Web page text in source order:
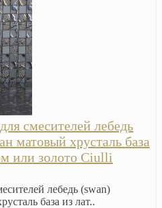
смесителей лебедь
матовый хрусталь база
или золото Ciulli
лебедь (swan)
база из лат..